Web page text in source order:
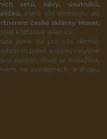
setů, kávy, doutníků,
které vás dostanou do
české sklárny Moser,
křišťálové sklenice.
jsme tu pro vás denně,
to pravé a dárky i stylově
nových chutí je nakažlivá,
na prodejnách, e-shopu
.